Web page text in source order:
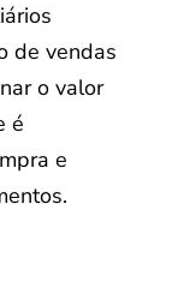
de vendas
o valor
é
e